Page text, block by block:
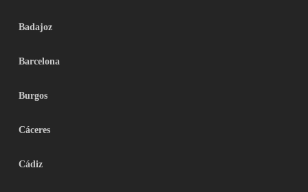
Badajoz
Barcelona
Burgos
Cáceres
Cádiz